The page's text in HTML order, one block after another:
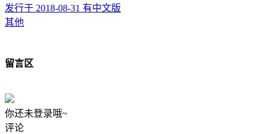
发行于 2018-08-31 有中文版
其他
留言区
你还未登录哦~
评论